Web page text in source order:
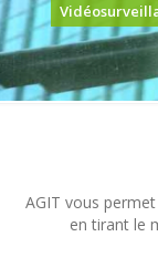
AGIT vous
en tirant le